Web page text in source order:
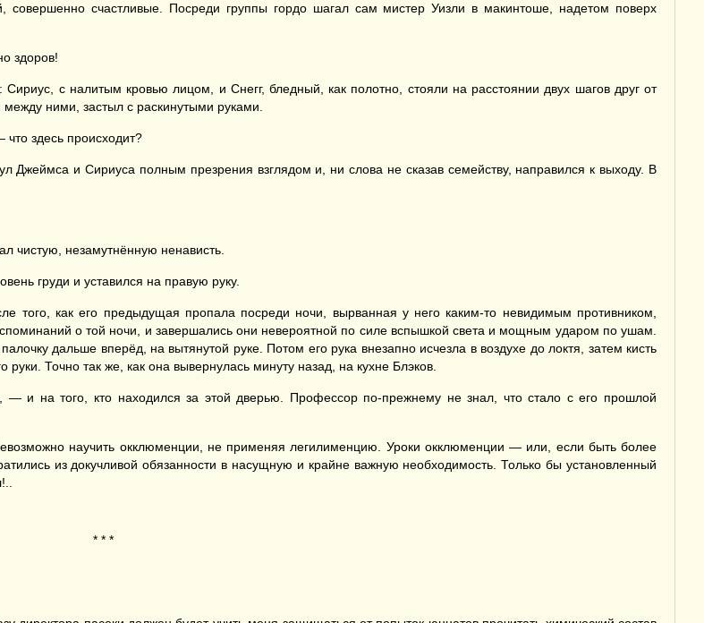
счастливые. Посреди группы гордо шагал сам мистер Уизли в макинтоше, надетом поверх
здоров!
с налитым кровью лицом, и Снегг, бледный, как полотно, стояли на расстоянии двух шагов друг от
ними, застыл с раскинутыми руками.
здесь происходит?
Джеймса и Сириуса полным презрения взглядом и, ни слова не сказав семейству, направился к выходу. В
чистую, незамутнённую ненависть.
груди и уставился на правую руку.
того, как его предыдущая пропала посреди ночи, вырванная у него каким-то невидимым противником,
о той ночи, и завершались они невероятной по силе вспышкой света и мощным ударом по ушам.
дальше вперёд, на вытянутой руке. Потом его рука внезапно исчезла в воздухе до локтя, затем кисть
Точно так же, как она вывернулась минуту назад, на кухне Блэков.
— и на того, кто находился за этой дверью. Профессор по-прежнему не знал, что стало с его прошлой
научить окклюменции, не применяя легилименцию. Уроки окклюменции — или, если быть более
из докучливой обязанности в насущную и крайне важную необходимость. Только бы установленный
* * *